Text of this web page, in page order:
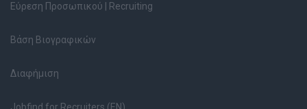
Εύρεση Προσωπικού | Recruiting
Βάση Βιογραφικών
Διαφήμιση